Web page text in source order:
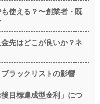
使える？〜創業者・既
先はどこが良いか？ネ
ラックリストの影響
目標達成型金利」につ